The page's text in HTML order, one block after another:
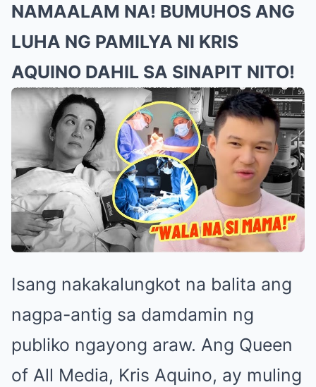
NAMAALAM NA! BUMUHOS ANG
LUHA NG PAMILYA NI KRIS
AQUINO DAHIL SA SINAPIT NITO!
Isang nakakalungkot na balita ang
nagpa-antig sa damdamin ng
publiko ngayong araw. Ang Queen
of All Media, Kris Aquino, ay muling